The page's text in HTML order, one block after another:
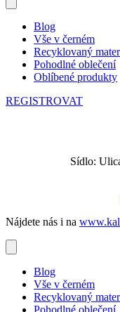
Blog
Vše v černém
Recyklovaný
Pohodlné oblečení
Oblíbené produkty
REGISTROVAT
Sídlo:
Nájdete nás i na
Blog
Vše v černém
Recyklovaný
Pohodlné oblečení